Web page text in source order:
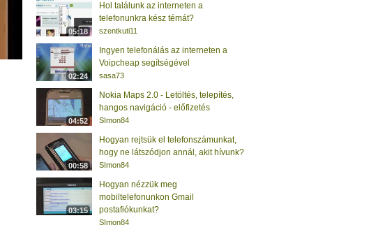
05:18
Hol találunk az interneten a
telefonunkra kész témát?
szentkuti11
02:24
Ingyen telefonálás az interneten a
Voipcheap segítségével
sasa73
04:52
Nokia Maps 2.0 - Letöltés, telepítés,
hangos navigáció - előfizetés
SImon84
00:58
Hogyan rejtsük el telefonszámunkat,
hogy ne látszódjon annál, akit hívunk?
SImon84
03:15
Hogyan nézzük meg
mobiltelefonunkon Gmail
postafiókunkat?
SImon84